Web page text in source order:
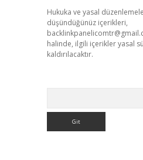
Hukuka ve yasal
düşündüğünüz içerikleri,
halinde, ilgili içerikler yasal
kaldırılacaktır.